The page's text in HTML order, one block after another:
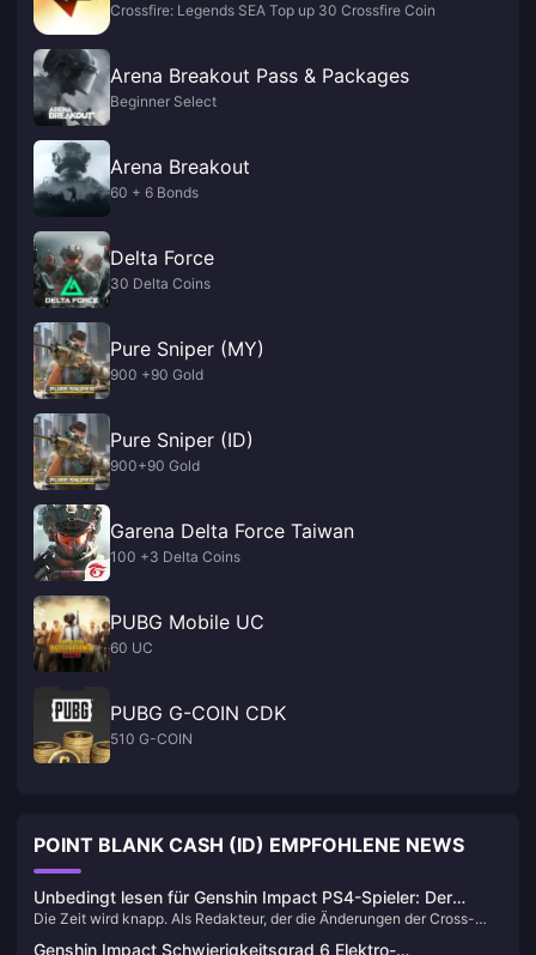
Crossfire: Legends SEA Top up 30 Crossfire Coin
Arena Breakout Pass & Packages
Beginner Select
Arena Breakout
60 + 6 Bonds
Delta Force
30 Delta Coins
Pure Sniper (MY)
900 +90 Gold
Pure Sniper (ID)
900+90 Gold
Garena Delta Force Taiwan
100 +3 Delta Coins
PUBG Mobile UC
60 UC
PUBG G-COIN CDK
510 G-COIN
POINT BLANK CASH (ID) EMPFOHLENE NEWS
Unbedingt lesen für Genshin Impact PS4-Spieler: Der
perfekte Migrationsleitfaden vor der Dienstabschaltung
2026
Die Zeit wird knapp. Als Redakteur, der die Änderungen der Cross-
Genshin Impact Schwierigkeitsgrad 6 Elektro-